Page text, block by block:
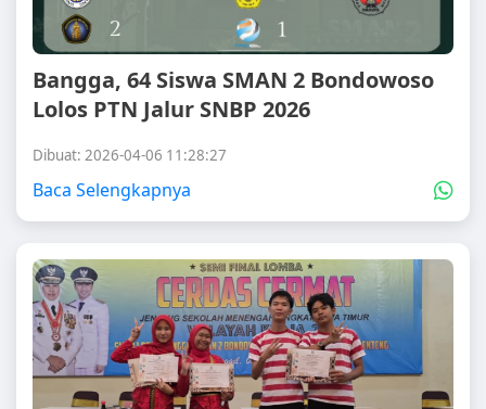
Bangga, 64 Siswa SMAN 2 Bondowoso
Lolos PTN Jalur SNBP 2026
Dibuat: 2026-04-06 11:28:27
Baca Selengkapnya